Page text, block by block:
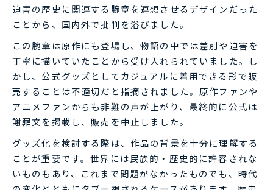
迫害の歴史に関連する腕章を連想させるデザインだった
ことから、国内外で批判を浴びました。
この腕章は原作にも登場し、物語の中では差別や迫害を
丁寧に描いていたことから受け入れられていました。し
かし、公式グッズとしてカジュアルに着用できる形で販
売することは不適切だと指摘されました。原作ファンや
アニメファンからも非難の声が上がり、最終的に公式は
謝罪文を掲載し、販売を中止しました。
グッズ化を検討する際は、作品の背景を十分に理解する
ことが重要です。世界には民族的・歴史的に許容されな
いものもあり、これまで問題がなかったものでも、時代